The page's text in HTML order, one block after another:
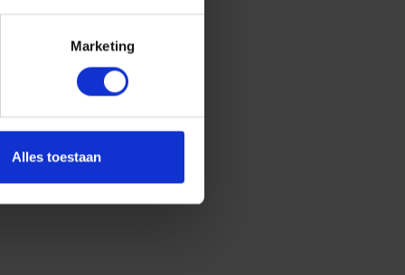
Marketing
Alles toestaan